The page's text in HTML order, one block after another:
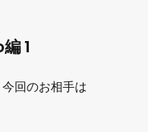
1
回のお相手は